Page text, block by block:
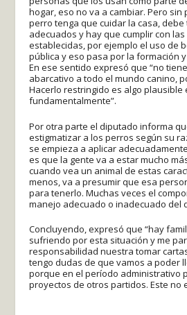
hogar, eso no va a cambiar. Pero sin
perro tenga que cuidar la casa,
adecuados y hay que cumplir con
establecidas, por ejemplo el uso de
pública y eso pasa por la formación
En ese sentido expresó que “no
abarcativo a todo el mundo canino,
Hacerlo restringido es algo plausible
fundamentalmente”.
Por otra parte el diputado informa
estigmatizar a los perros según su
se empieza a aplicar
es que la gente va a estar mucho
cuando vea un animal de estas
menos, va a presumir que esa
para tenerlo. Muchas veces el
manejo adecuado o inadecuado del
Concluyendo, expresó que “hay
sufriendo por esta situación y me
responsabilidad nuestra tomar
tengo dudas de que vamos a poder
porque en el período administrativo
proyectos de otros partidos. Este no